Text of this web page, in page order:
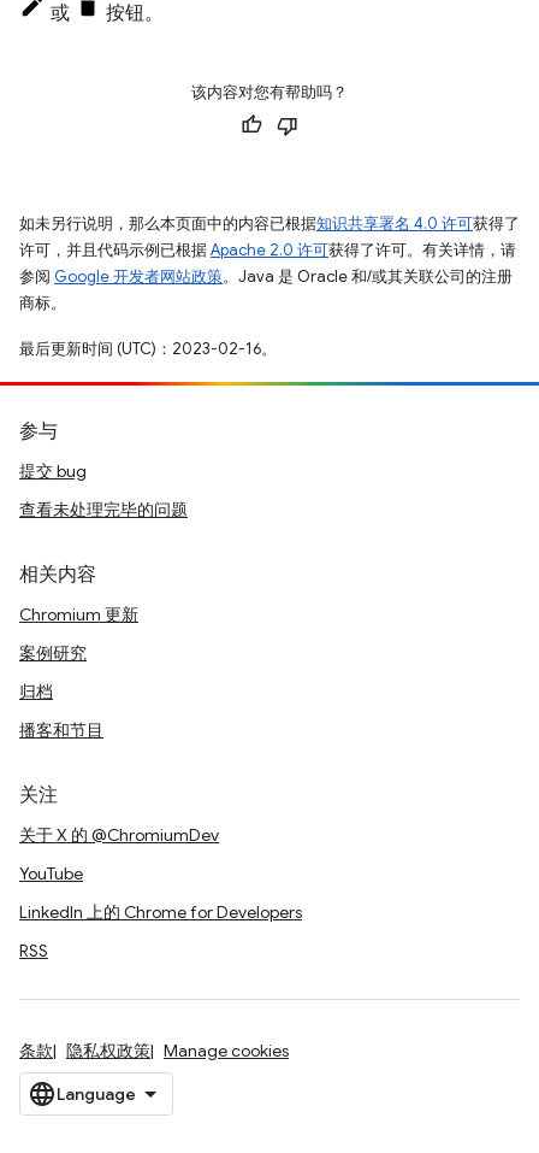
或
按钮。
该内容对您有帮助吗？
如未另行说明，那么本页面中的内容已根据知识共享署名 4.0 许可获得了
许可，并且代码示例已根据Apache 2.0 许可获得了许可。有关详情，请
参阅 Google 开发者网站政策。Java 是 Oracle 和/或其关联公司的注册
商标。
最后更新时间 (UTC)：2023-02-16。
参与
提交 bug
查看未处理完毕的问题
相关内容
Chromium 更新
案例研究
归档
播客和节目
关注
关于 X 的 @ChromiumDev
YouTube
LinkedIn 上的 Chrome for Developers
RSS
条款 隐私权政策 Manage cookies